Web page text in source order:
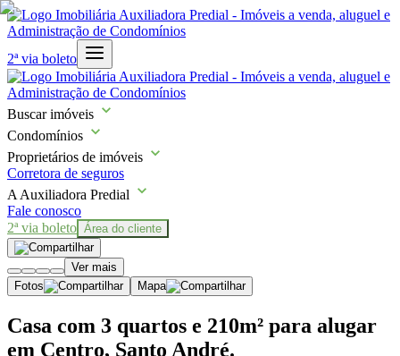
2ª via boleto
Buscar imóveis
Condomínios
Proprietários de imóveis
Corretora de seguros
A Auxiliadora Predial
Fale conosco
2ª via boleto Área do cliente
Ver mais
Fotos
Mapa
Casa com 3 quartos e 210m² para alugar
em Centro, Santo André.